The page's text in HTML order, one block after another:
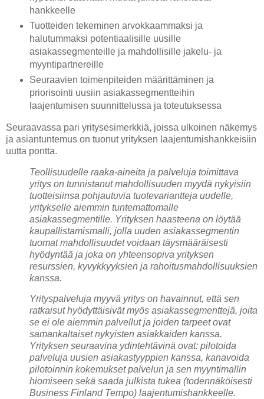
hankkeelle
Tuotteiden tekeminen arvokkaammaksi ja
halutummaksi potentiaalisille uusille
asiakassegmenteille ja mahdollisille jakelu- ja
myyntipartnereille
Seuraavien toimenpiteiden määrittäminen ja
priorisointi uusiin asiakassegmentteihin
laajentumisen suunnittelussa ja toteutuksessa
Seuraavassa pari yritysesimerkkiä, joissa ulkoinen näkemys
ja asiantuntemus on tuonut yrityksen laajentumishankkeisiin
uutta pontta.
Teollisuudelle raaka-aineita ja palveluja toimittava
yritys on tunnistanut mahdollisuuden myydä nykyisiin
tuotteisiinsa pohjautuvia tuotevariantteja uudelle,
yritykselle aiemmin tuntemattomalle
asiakassegmentille. Yrityksen haasteena on löytää
kaupallistamismalli, jolla uuden asiakassegmentin
tuomat mahdollisuudet voidaan täysmääräisesti
hyödyntää ja joka on yhteensopiva yrityksen
resurssien, kyvykkyyksien ja rahoitusmahdollisuuksien
kanssa.
Yrityspalveluja myyvä yritys on havainnut, että sen
ratkaisut hyödyttäisivät myös asiakassegmenttejä, joita
se ei ole aiemmin palvellut ja joiden tarpeet ovat
samankaltaiset nykyisten asiakkaiden kanssa.
Yrityksen seuraavina ydintehtävinä ovat: pilotoida
palveluja uusien asiakastyyppien kanssa, kanavoida
pilotoinnin kokemukset palvelun ja sen myyntimallin
hiomiseen sekä saada julkista tukea (todennäköisesti
Business Finland Tempo) laajentumishankkeelle.